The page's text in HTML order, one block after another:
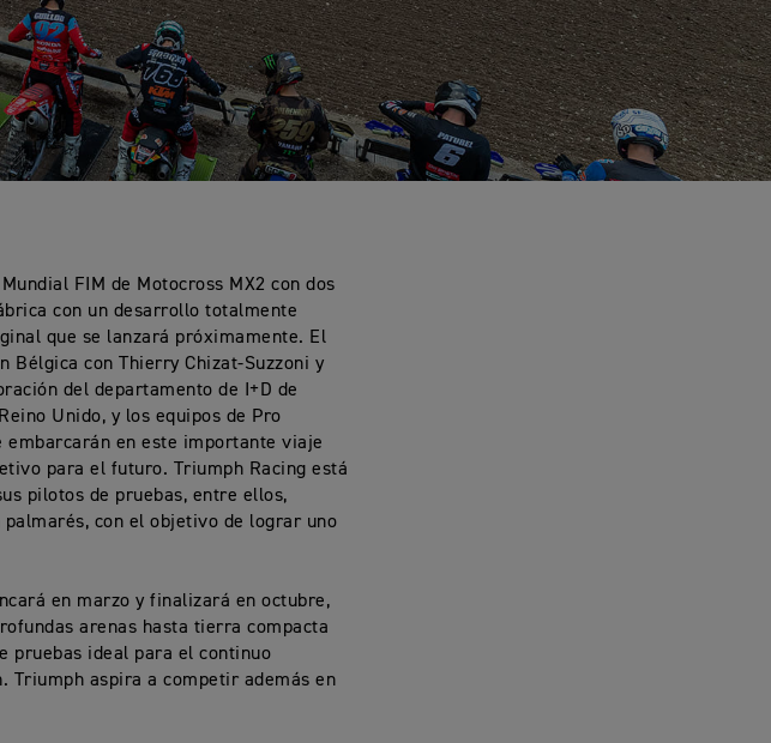
FIM de Motocross MX2 con dos
con un desarrollo totalmente
que se lanzará próximamente. El
Bélgica con Thierry Chizat-Suzzoni y
del departamento de I+D de
Unido, y los equipos de Pro
embarcarán en este importante viaje
para el futuro. Triumph Racing está
pilotos de pruebas, entre ellos,
con el objetivo de lograr uno
en marzo y finalizará en octubre,
arenas hasta tierra compacta
pruebas ideal para el continuo
Triumph aspira a competir además en